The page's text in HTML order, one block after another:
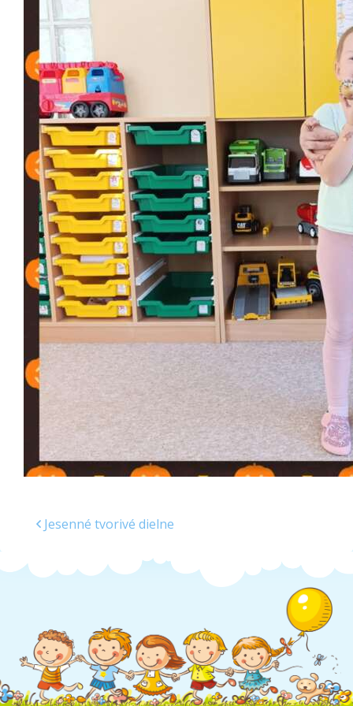
Školská jedáleň
Jedálny lístok
Kontakt
Ochrana osobných
údajov – GDPR
Vzdelávanie
zamestnancov
Jesenné tvorivé dielne